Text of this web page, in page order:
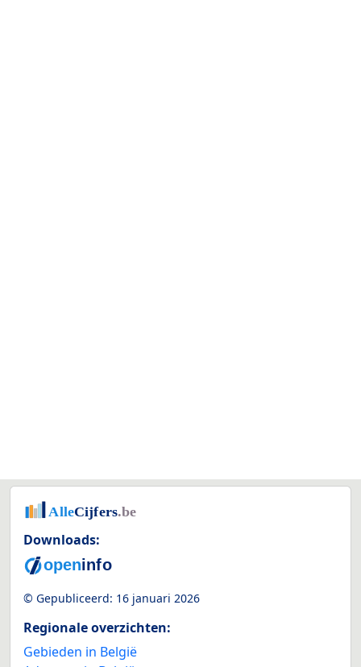
Downloads:
© Gepubliceerd: 16 januari 2026
Regionale overzichten:
Gebieden in België